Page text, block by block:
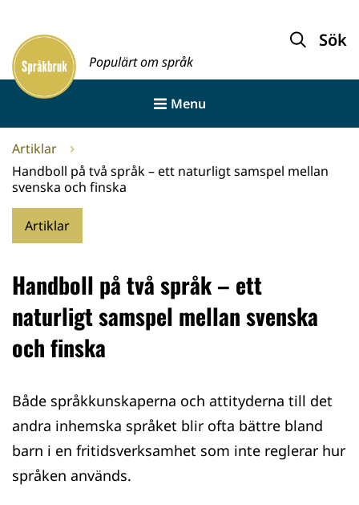
innehållet
Framsida
Populärt om språk
Sök
Menu
Artiklar
Handboll på två språk – ett naturligt samspel mellan
svenska och finska
Artiklar
Handboll på två språk – ett
naturligt samspel mellan svenska
och finska
Både språkkunskaperna och attityderna till det
andra inhemska språket blir ofta bättre bland
barn i en fritidsverksamhet som inte reglerar hur
språken används.